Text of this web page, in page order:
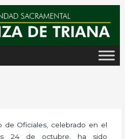
de Oficiales, celebrado en el
24 de octubre, ha sido